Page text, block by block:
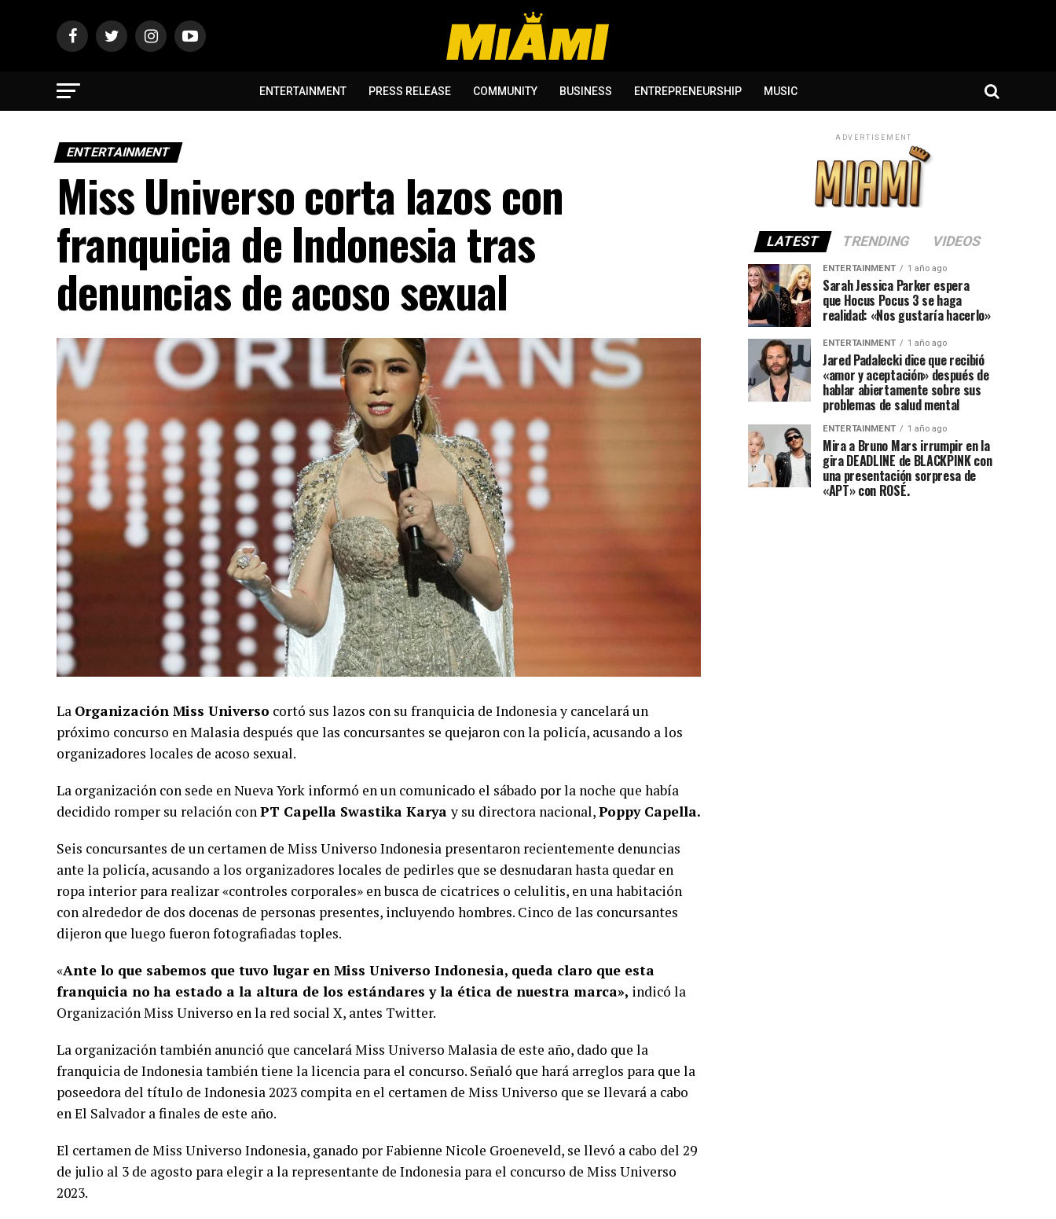
ENTERTAINMENT PRESS RELEASE COMMUNITY BUSINESS ENTREPRENEURSHIP MUSIC
ENTERTAINMENT
Miss Universo corta lazos con
franquicia de Indonesia tras
denuncias de acoso sexual
La Organización Miss Universo cortó sus lazos con su franquicia de Indonesia y cancelará un
próximo concurso en Malasia después que las concursantes se quejaron con la policía, acusando a los
organizadores locales de acoso sexual.
La organización con sede en Nueva York informó en un comunicado el sábado por la noche que había
decidido romper su relación con PT Capella Swastika Karyay su directora nacional,Poppy Capella.
Seis concursantes de un certamen de Miss Universo Indonesia presentaron recientemente denuncias
ante la policía, acusando a los organizadores locales de pedirles que se desnudaran hasta quedar en
ropa interior para realizar «controles corporales» en busca de cicatrices o celulitis, en una habitación
con alrededor de dos docenas de personas presentes, incluyendo hombres. Cinco de las concursantes
dijeron que luego fueron fotografiadas toples.
«Ante lo que sabemos que tuvo lugar en Miss Universo Indonesia, queda claro que esta
franquicia no ha estado a la altura de los estándares y la ética de nuestra marca», indicó la
Organización Miss Universo en la red social X, antes Twitter.
La organización también anunció que cancelará Miss Universo Malasia de este año, dado que la
franquicia de Indonesia también tiene la licencia para el concurso. Señaló que hará arreglos para que la
poseedora del título de Indonesia 2023 compita en el certamen de Miss Universo que se llevará a cabo
en El Salvador a finales de este año.
El certamen de Miss Universo Indonesia, ganado por Fabienne Nicole Groeneveld, se llevó a cabo del 29
de julio al 3 de agosto para elegir a la representante de Indonesia para el concurso de Miss Universo
2023.
ADVERTISEMENT
LATEST TRENDING VIDEOS
ENTERTAINMENT 1 año ago
Sarah Jessica Parker espera
que Hocus Pocus 3 se haga
realidad: «Nos gustaría hacerlo»
ENTERTAINMENT 1 año ago
Jared Padalecki dice que recibió
«amor y aceptación» después de
hablar abiertamente sobre sus
problemas de salud mental
ENTERTAINMENT 1 año ago
Mira a Bruno Mars irrumpir en la
gira DEADLINE de BLACKPINK con
una presentación sorpresa de
«APT» con ROSÉ.